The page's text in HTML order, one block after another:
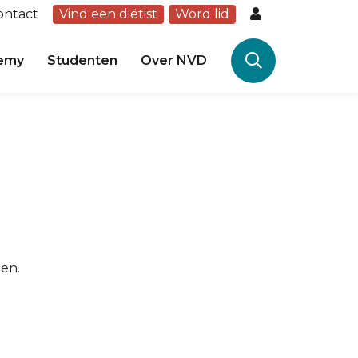
Vind een diëtist Word lid
Studenten Over NVD